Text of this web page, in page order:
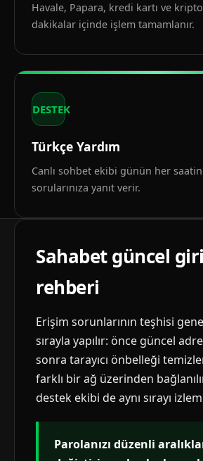
Havale, Papara, kredi kartı ve
dakikalar içinde işlem tamamlanır.
DESTEK
Türkçe Yardım
Canlı sohbet ekibi günün her
sorularınıza yanıt verir.
Sahabet güncel
rehberi
Erişim sorunlarının teşhisi
sırayla yapılır: önce güncel
sonra tarayıcı önbelleği
farklı bir ağ üzerinden
destek ekibi de aynı sırayı
Parolanızı düzenli